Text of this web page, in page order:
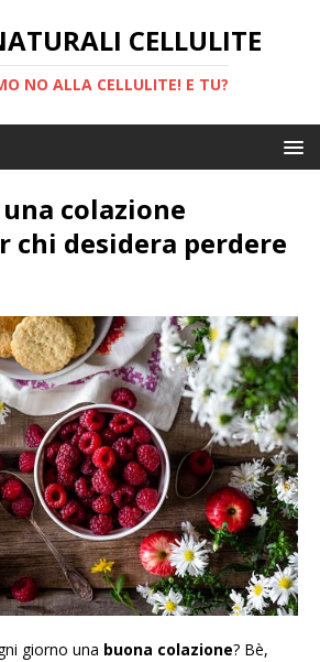
CELLULITE
NO ALLA CELLULITE! E TU?
colazione
chi desidera perdere
giorno una buona colazione? Bè,